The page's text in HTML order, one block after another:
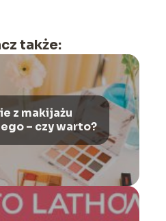
także:
z makijażu
– czy warto?